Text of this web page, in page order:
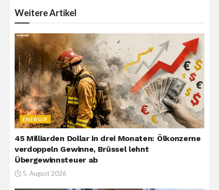
WeitereArtikel
ENERGIE
45 Milliarden Dollar in drei Monaten: Ölkonzerne
verdoppeln Gewinne, Brüssel lehnt
Übergewinnsteuer ab
5. August 2026